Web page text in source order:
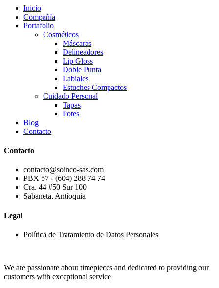
Inicio
Compañía
Portafolio
Cosméticos
Máscaras
Delineadores
Lip Gloss
Doble Punta
Labiales
Estuches Compactos
Cuidado Personal
Tapas
Potes
Blog
Contacto
Contacto
contacto@soinco-sas.com
PBX 57 - (604) 288 74 74
Cra. 44 #50 Sur 100
Sabaneta, Antioquia
Legal
Política de Tratamiento de Datos Personales
We are passionate about timepieces and dedicated to providing our
customers with exceptional service